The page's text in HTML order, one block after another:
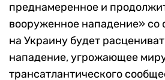
преднамеренное и
вооруженное нападение» со
на Украину будет
нападение, угрожающее
трансатлантического